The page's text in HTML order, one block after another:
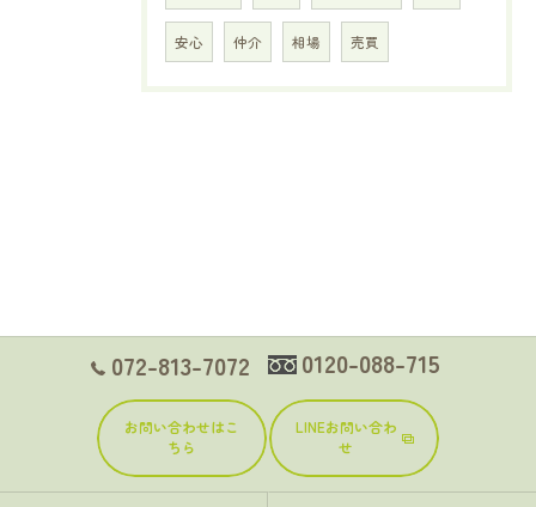
安心 仲介 相場 売買
072-813-7072 0120-088-715
お問い合わせはこ
ちら
LINEお問い合わ
せ